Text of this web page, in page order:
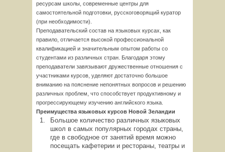
ресурсам школы, современные центры для
самостоятельной подготовки, русскоговорящий куратор
(при необходимости).
Преподавательский состав на языковых курсах, как
правило, отличается высокой профессиональной
квалификацией и значительным опытом работы со
студентами из различных стран. Благодаря этому
преподаватели завязывают дружественные отношения с
участниками курсов, уделяют достаточно большое
вниманию на пояснение непонятных вопросов и решению
различных проблем, что способствует продуктивному и
прогрессирующему изучению английского языка.
Преимущества языковых курсов Новой Зеландии
Большое количество различных языковых
школ в самых популярных городах страны,
где в свободное от занятий время можно
посещать кафетерии и рестораны, театры и